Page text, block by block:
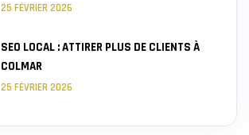
25 FÉVRIER 2026
SEO LOCAL : ATTIRER PLUS DE CLIENTS À
COLMAR
25 FÉVRIER 2026